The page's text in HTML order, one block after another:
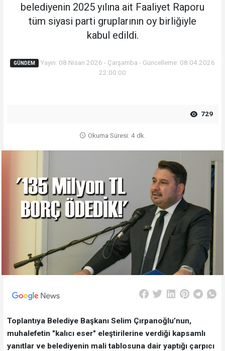
belediyenin 2025 yılına ait Faaliyet Raporu
tüm siyasi parti gruplarının oy birliğiyle
kabul edildi.
GÜNDEM
Yayın: 08 Nisan 2026 - Çarşamba - Güncelleme: 08.04.2026
22:00:00
729
Okuma Süresi: 4 dk.
Toplantıya Belediye Başkanı Selim Çırpanoğlu’nun,
muhalefetin "kalıcı eser" eleştirilerine verdiği kapsamlı
yanıtlar ve belediyenin mali tablosuna dair yaptığı çarpıcı